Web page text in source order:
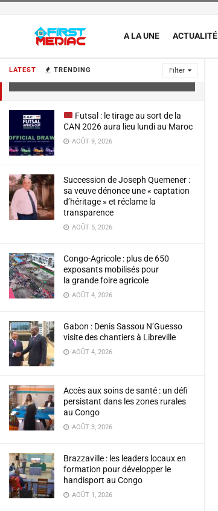
LATEST TRENDING Filter
Canal+ : Des offres exceptionnelles
Futsal : le tirage au sort de la
CAN 2026 aura lieu lundi au Maroc
AOÛT 9, 2026
Succession de Joseph Quemener :
sa veuve dénonce une « captation
d’héritage » et réclame la
transparence
AOÛT 5, 2026
Congo-Agricole : plus de 650
exposants mobilisés pour
la grande foire agricole
AOÛT 4, 2026
Gabon : Denis Sassou N’Guesso
visite des chantiers à Libreville
AOÛT 4, 2026
Accès aux soins de santé : un défi
persistant dans les zones rurales
au Congo
AOÛT 3, 2026
Brazzaville : les leaders locaux en
formation pour développer le
handisport au Congo
AOÛT 1, 2026
A LA UNE ACTUALITÉ